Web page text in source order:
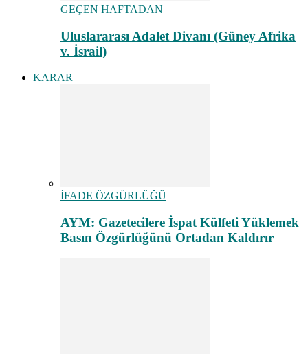
GEÇEN HAFTADAN
Uluslararası Adalet Divanı (Güney Afrika
v. İsrail)
KARAR
İFADE ÖZGÜRLÜĞÜ
AYM: Gazetecilere İspat Külfeti Yüklemek
Basın Özgürlüğünü Ortadan Kaldırır